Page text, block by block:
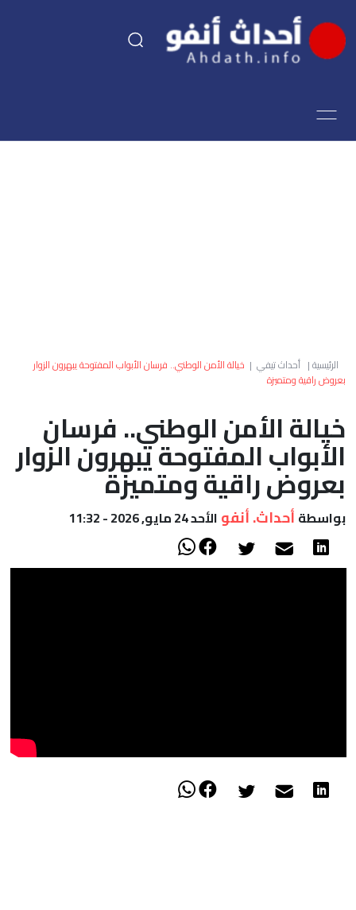
اقتصاد
العالم
الصحراء
الرئيسية| أحداث تيفي | خيالة الأمن الوطني.. فرسان الأبواب المفتوحة يبهرون الزوار
بعروض راقية ومتميزة
خيالة الأمن الوطني.. فرسان
الأبواب المفتوحة يبهرون الزوار
بعروض راقية ومتميزة
بواسطة أحداث. أنفو الأحد 24 مايو, 2026 - 11:32